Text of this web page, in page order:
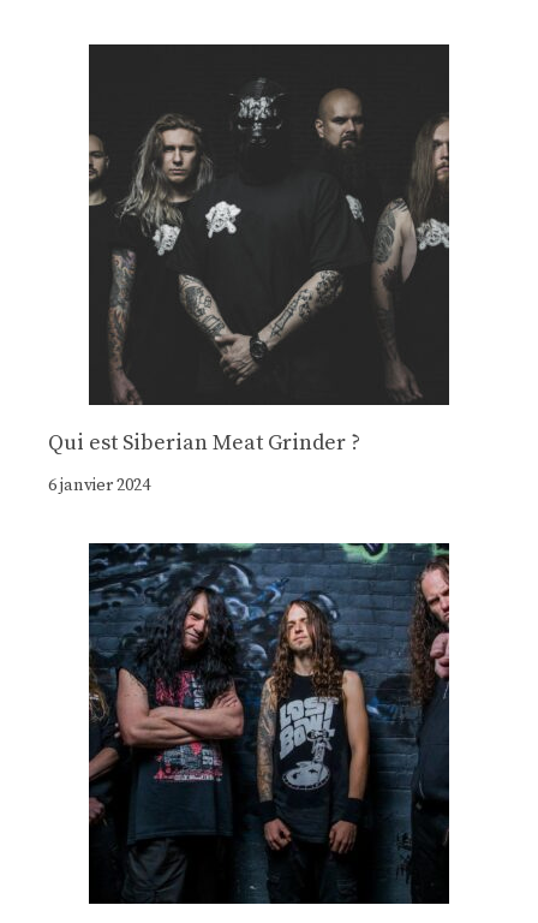
Qui est Siberian Meat Grinder ?
6 janvier 2024